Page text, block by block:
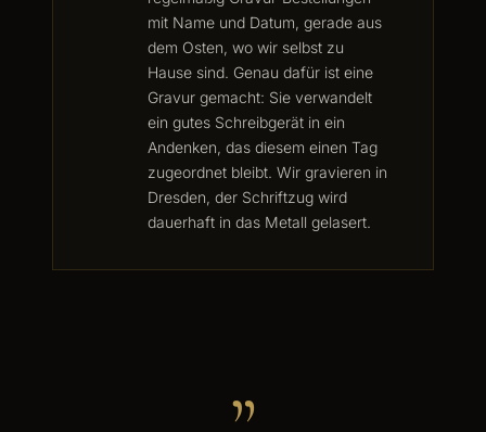
mit Name und Datum, gerade aus
dem Osten, wo wir selbst zu
Hause sind. Genau dafür ist eine
Gravur gemacht: Sie verwandelt
ein gutes Schreibgerät in ein
Andenken, das diesem einen Tag
zugeordnet bleibt. Wir gravieren in
Dresden, der Schriftzug wird
dauerhaft in das Metall gelasert.
„